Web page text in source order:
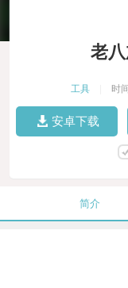
老
工具 时
安卓下载
简介